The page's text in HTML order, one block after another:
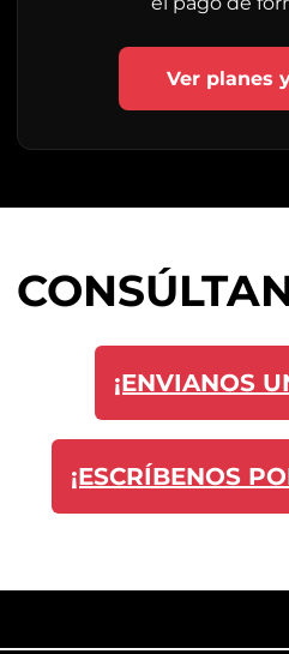
Ver planes
¡ENVIANOS
¡ESCRÍBENOS